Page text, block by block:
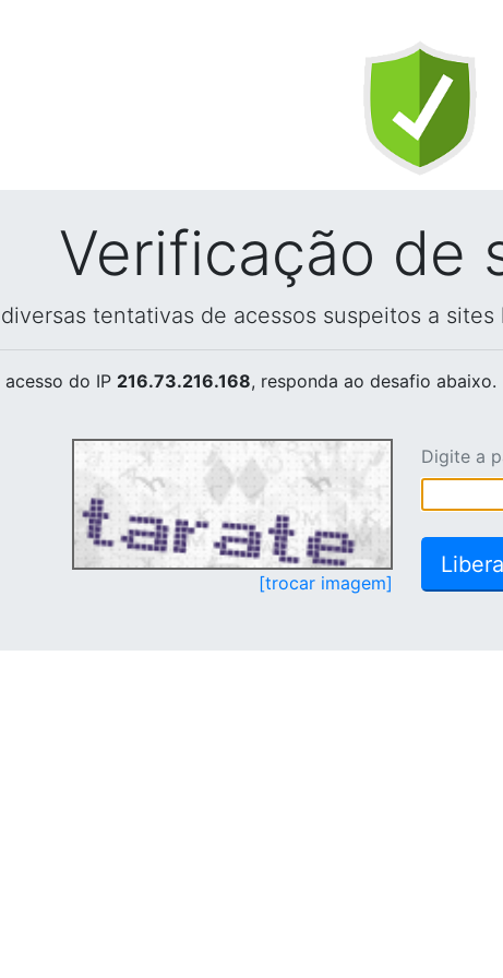
Verificação de
tentativas de acessos suspeitos a
do IP 216.73.216.168, responda ao desafio abaixo.
[trocar imagem]
Digite a